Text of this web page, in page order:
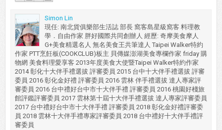
Simon Lin
現任: 南北貨俱樂部生活誌 部長 窩客島星級窩客 料理教
學．自由作家 胖好國際共同創辦人 經歷: 奇摩美食摩人
G+美食精選名人 無名美食王共筆達人 Taipei Walker特約
作家 PTT烹飪板(COOKCLUB)板主 貝傳媒澎湖美食專欄作家 friday 購
物網 美食料理愛享客 2013年度美食大使暨Taipei Walker特約作家
2014 彰化十大伴手禮選拔 評審委員 2015 台中十大伴手禮選拔 評審
委員 2016 彰化金好禮 評審委員 2016 雲林 伴手禮選拔 達人專家評
審委員 2016 台中禮好台中市十大伴手禮 評審委員 2016 桃園好棧旅
館評鑑評審委員 2017 雲林第十屆十大伴手禮選拔 達人專家評審委員
2017 台中禮好台中市十大伴手禮 評審委員 2018 彰化金好禮評審委
員 2018 雲林十大伴手禮專家評審委員 2018 台中禮好十大伴手禮評
審委員